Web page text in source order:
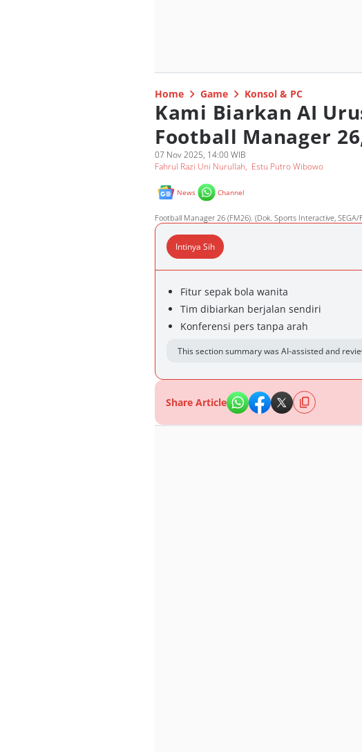
Home Game Konsol & PC
Kami Biarkan AI
Football Manager
07 Nov 2025, 14:00 WIB
Fahrul Razi Uni Nurullah, Estu Putro Wibowo
News Channel
Football Manager 26 (FM26). (Dok. Sports Interactive,
Intinya Sih
Fitur sepak bola wanita
Tim dibiarkan berjalan sendiri
Konferensi pers tanpa arah
This section summary was AI-assisted and
Share Article